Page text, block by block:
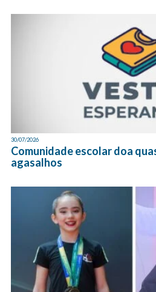
30/07/2026
Comunidade escolar doa
agasalhos